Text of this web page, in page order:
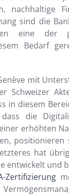
nachhaltige
sind die
eine der
Bedarf
mit
Schweizer
in diesem
die
erhöhten
positionieren
hat
entwickelt und
Zertifizierung